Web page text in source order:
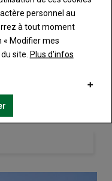
créez votre
Terre de
personnel au
à tout moment
« Modifier mes
site. Plus d'infos